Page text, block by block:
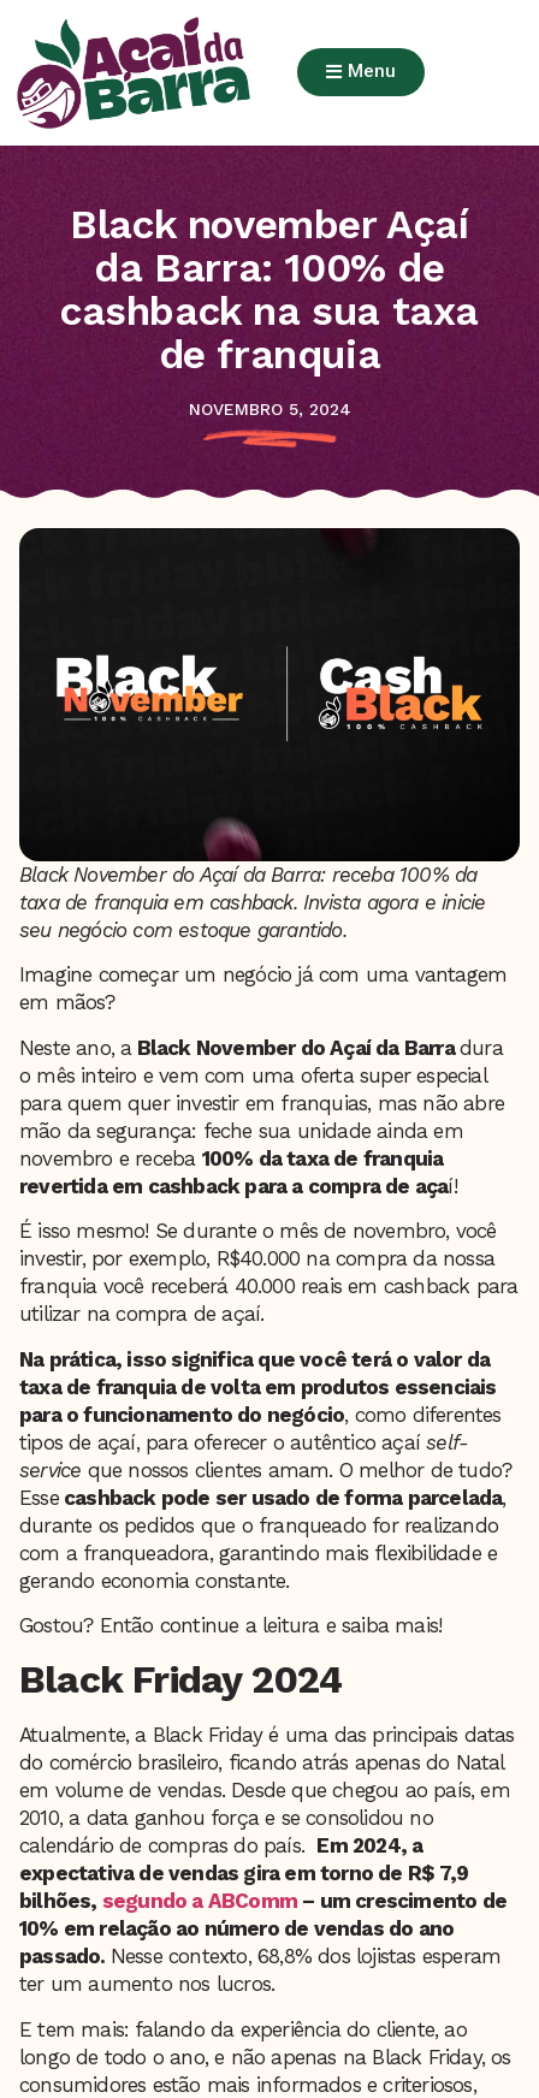
Menu
Black november Açaí
da Barra: 100% de
cashback na sua taxa
de franquia
NOVEMBRO 5, 2024
Black November do Açaí da Barra: receba 100% da
taxa de franquia em cashback. Invista agora e inicie
seu negócio com estoque garantido.
Imagine começar um negócio já com uma vantagem
em mãos?
Neste ano, a Black November do Açaí da Barradura
o mês inteiro e vem com uma oferta super especial
para quem quer investir em franquias, mas não abre
mão da segurança: feche sua unidade ainda em
novembro e receba 100% da taxa de franquia
revertida em cashback para a compra de açaí!
É isso mesmo! Se durante o mês de novembro, você
investir, por exemplo, R$40.000 na compra da nossa
franquia você receberá 40.000 reais em cashback para
utilizar na compra de açaí.
Na prática, isso significa que você terá o valor da
taxa de franquia de volta em produtos essenciais
para o funcionamento do negócio, como diferentes
tipos de açaí, para oferecer o autêntico açaíself-
service que nossos clientes amam. O melhor de tudo?
Essecashback pode ser usado de forma parcelada,
durante os pedidos que o franqueado for realizando
com a franqueadora, garantindo mais flexibilidade e
gerando economia constante.
Gostou? Então continue a leitura e saiba mais!
Black Friday 2024
Atualmente, a Black Friday é uma das principais datas
do comércio brasileiro, ficando atrás apenas do Natal
em volume de vendas. Desde que chegou ao país, em
2010, a data ganhou força e se consolidou no
calendário de compras do país. Em 2024, a
expectativa de vendas gira em torno de R$ 7,9
bilhões, segundo a ABComm – um crescimento de
10% em relação ao número de vendas do ano
passado. Nesse contexto, 68,8% dos lojistas esperam
ter um aumento nos lucros.
E tem mais: falando da experiência do cliente, ao
longo de todo o ano, e não apenas na Black Friday, os
consumidores estão mais informados e criteriosos,